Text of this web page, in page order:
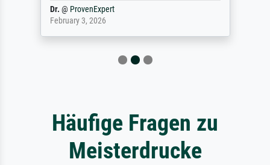
Dr. @ ProvenExpert
February 3, 2026
Häufige Fragen zu
Meisterdrucke